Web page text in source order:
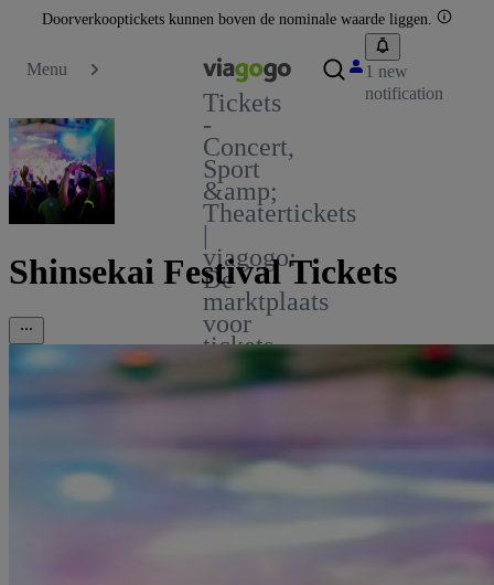
Doorverkooptickets kunnen boven de nominale waarde liggen.
Menu
Tickets
-
Concert,
Sport
&amp;
Theatertickets
|
viagogo:
De
marktplaats
voor
tickets
1 new
notification
Shinsekai Festival Tickets